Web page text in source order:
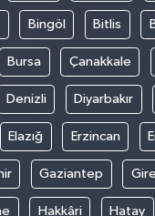
Bingöl Bitlis
Bursa Çanakkale
Denizli Diyarbakır
Elazığ Erzincan
Gaziantep
Hakkâri Hatay